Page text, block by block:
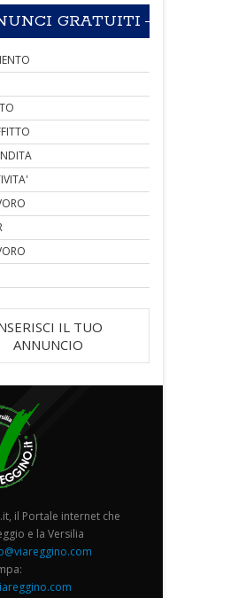
GRATUITI
IL TUO
ANNUNCIO
il Portale internet che
e la Versilia